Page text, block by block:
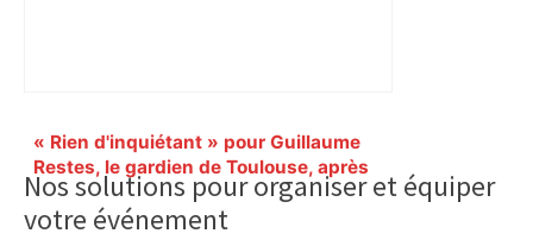
« Rien d'inquiétant » pour Guillaume
Restes, le gardien de Toulouse, après
sa sortie à Metz – L'Équipe
Primary
Sidebar
Nos solutions pour organiser et équiper
votre événement